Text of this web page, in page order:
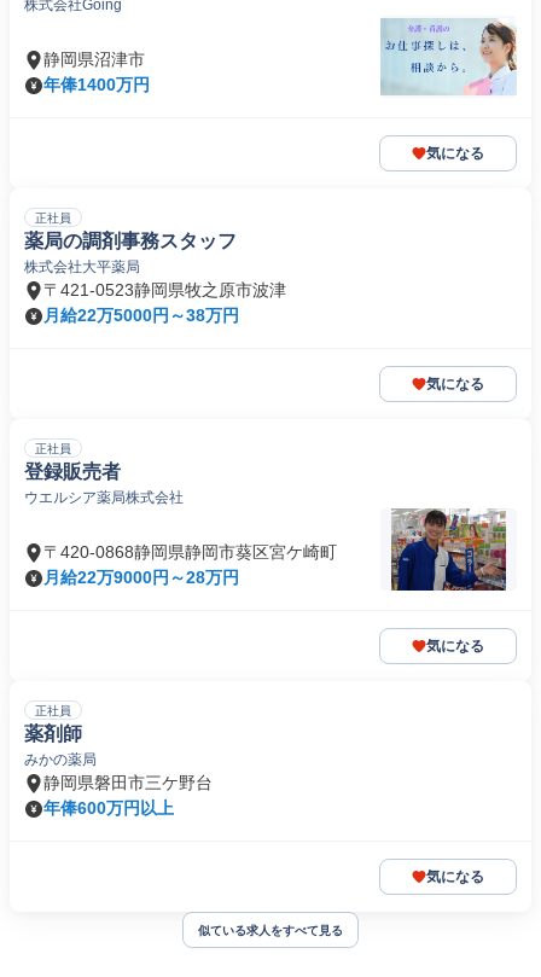
株式会社Going
静岡県沼津市
年俸1400万円
気になる
正社員
薬局の調剤事務スタッフ
株式会社大平薬局
〒421-0523静岡県牧之原市波津
月給22万5000円～38万円
気になる
正社員
登録販売者
ウエルシア薬局株式会社
〒420-0868静岡県静岡市葵区宮ケ崎町
月給22万9000円～28万円
気になる
正社員
薬剤師
みかの薬局
静岡県磐田市三ケ野台
年俸600万円以上
気になる
似ている求人をすべて見る